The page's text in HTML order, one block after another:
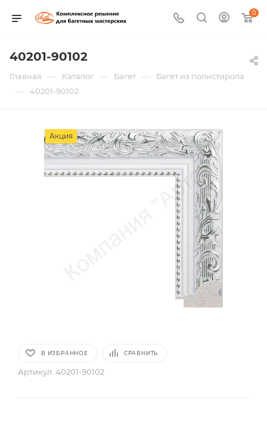
0
40201-90102
Главная — Каталог — Багет — Багет из полистирола
— 40201-90102
Акция
В ИЗБРАННОЕ СРАВНИТЬ
Артикул: 40201-90102